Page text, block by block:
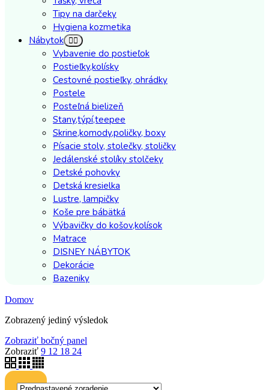
Tipy na darčeky
Hygiena kozmetika
Nábytok
Vybavenie do postieľok
Postieľky,kolísky
Cestovné postieľky, ohrádky
Postele
Posteľná bielizeň
Stany,týpí,teepee
Skrine,komody,poličky, boxy
Písacie stoly, stolečky, stoličky
Jedálenské stolíky stolčeky
Detské pohovky
Detská kresielka
Lustre, lampičky
Koše pre bábätká
Výbavičky do košov,kolísok
Matrace
DISNEY NÁBYTOK
Dekorácie
Bazeniky
Domov
Zobrazený jediný výsledok
Zobraziť bočný panel
Zobraziť 9 12 18 24